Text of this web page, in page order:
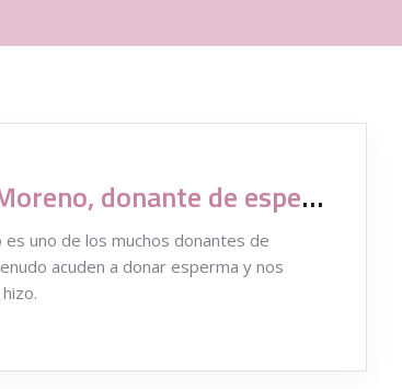
Alejandro Moreno, donante de esperma habla
uno de los muchos donantes de
acuden a donar esperma y nos